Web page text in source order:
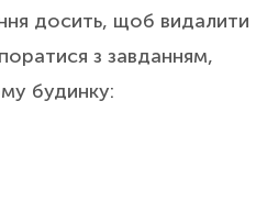
досить, щоб видалити
з завданням,
будинку: